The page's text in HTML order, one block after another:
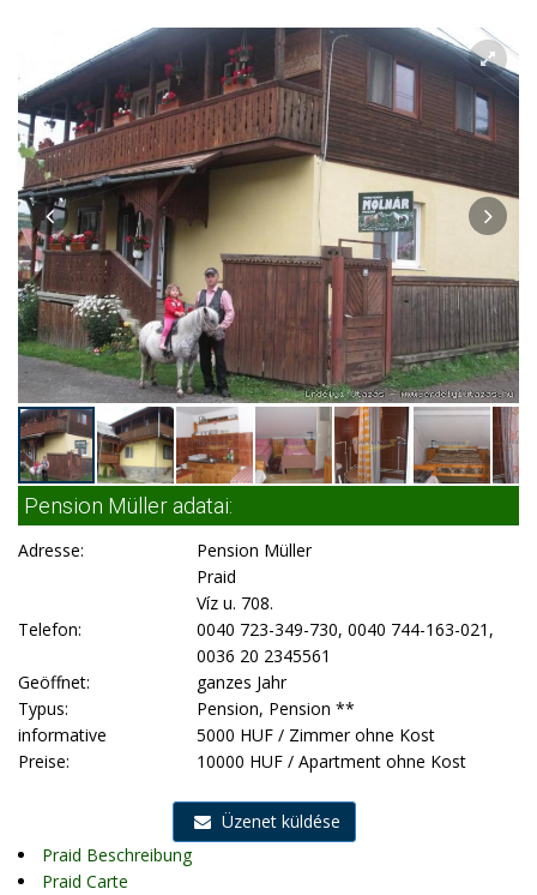
Pension Müller adatai:
Adresse:
Pension Müller
Praid
Víz u. 708.
Telefon:
0040 723-349-730, 0040 744-163-021,
0036 20 2345561
Geöffnet:
ganzes Jahr
Typus:
Pension, Pension **
informative
Preise:
5000 HUF / Zimmer ohne Kost
10000 HUF / Apartment ohne Kost
Üzenet küldése
Praid Beschreibung
Praid Carte